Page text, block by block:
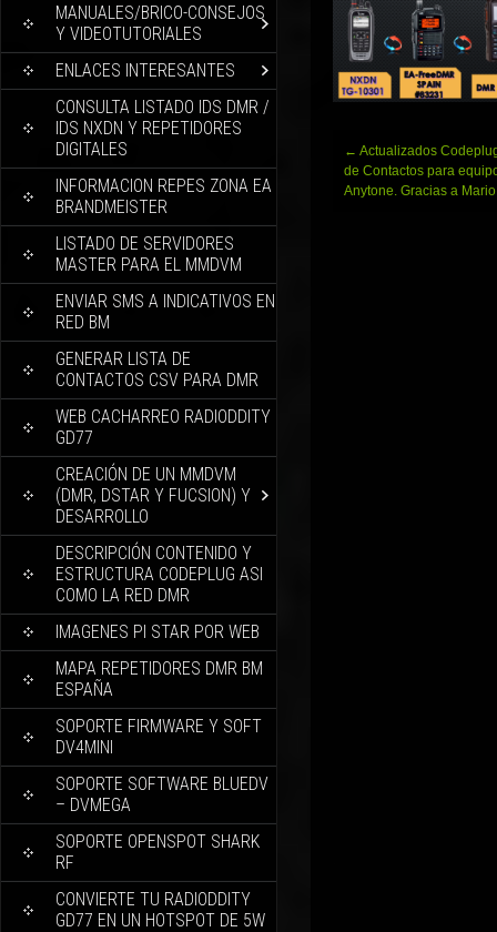
MANUALES/BRICO-CONSEJOS
Y VIDEOTUTORIALES
ENLACES INTERESANTES
CONSULTA LISTADO IDS DMR /
IDS NXDN Y REPETIDORES
DIGITALES
INFORMACION REPES ZONA EA
BRANDMEISTER
LISTADO DE SERVIDORES
MASTER PARA EL MMDVM
ENVIAR SMS A INDICATIVOS EN
RED BM
GENERAR LISTA DE
CONTACTOS CSV PARA DMR
WEB CACHARREO RADIODDITY
GD77
CREACIÓN DE UN MMDVM
(DMR, DSTAR Y FUCSION) Y
DESARROLLO
DESCRIPCIÓN CONTENIDO Y
ESTRUCTURA CODEPLUG ASI
COMO LA RED DMR
IMAGENES PI STAR POR WEB
MAPA REPETIDORES DMR BM
ESPAÑA
SOPORTE FIRMWARE Y SOFT
DV4MINI
SOPORTE SOFTWARE BLUEDV
– DVMEGA
SOPORTE OPENSPOT SHARK
RF
CONVIERTE TU RADIODDITY
GD77 EN UN HOTSPOT DE 5W
Navegación
de
entradas
← Actualizados
de Contactos para
Anytone. Gracias a